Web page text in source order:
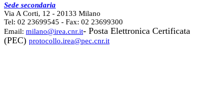
Sede secondaria
Via A Corti, 12 - 20133 Milano
Tel: 02 23699545 - Fax: 02 23699300
Email: milano@irea.cnr.it- Posta Elettronica Certificata
(PEC) protocollo.irea@pec.cnr.it